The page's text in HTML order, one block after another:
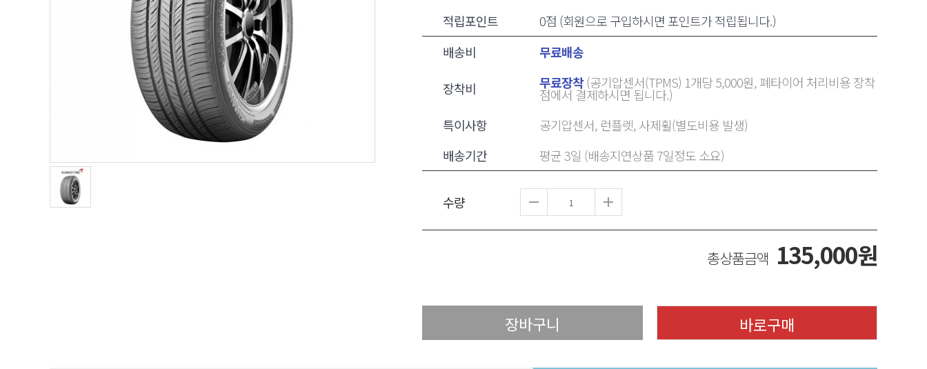
적립포인트
0점 (회원으로 구입하시면 포인트가 적립됩니다.)
배송비
무료배송
장착비 무료장착(공기압센서(TPMS) 1개당 5,000원, 폐타이어 처리비용 장착
점에서 결제하시면 됩니다.)
특이사항
공기압센서, 런플렛, 사제휠(별도비용 발생)
배송기간
평균 3일 (배송지연상품 7일정도 소요)
수량
총상품금액 135,000원